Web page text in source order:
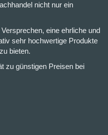
nicht nur ein
eine ehrliche und
sehr hochwertige Produkte
bieten.
zu günstigen Preisen bei